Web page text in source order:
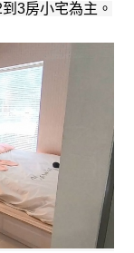
3房小宅為主。